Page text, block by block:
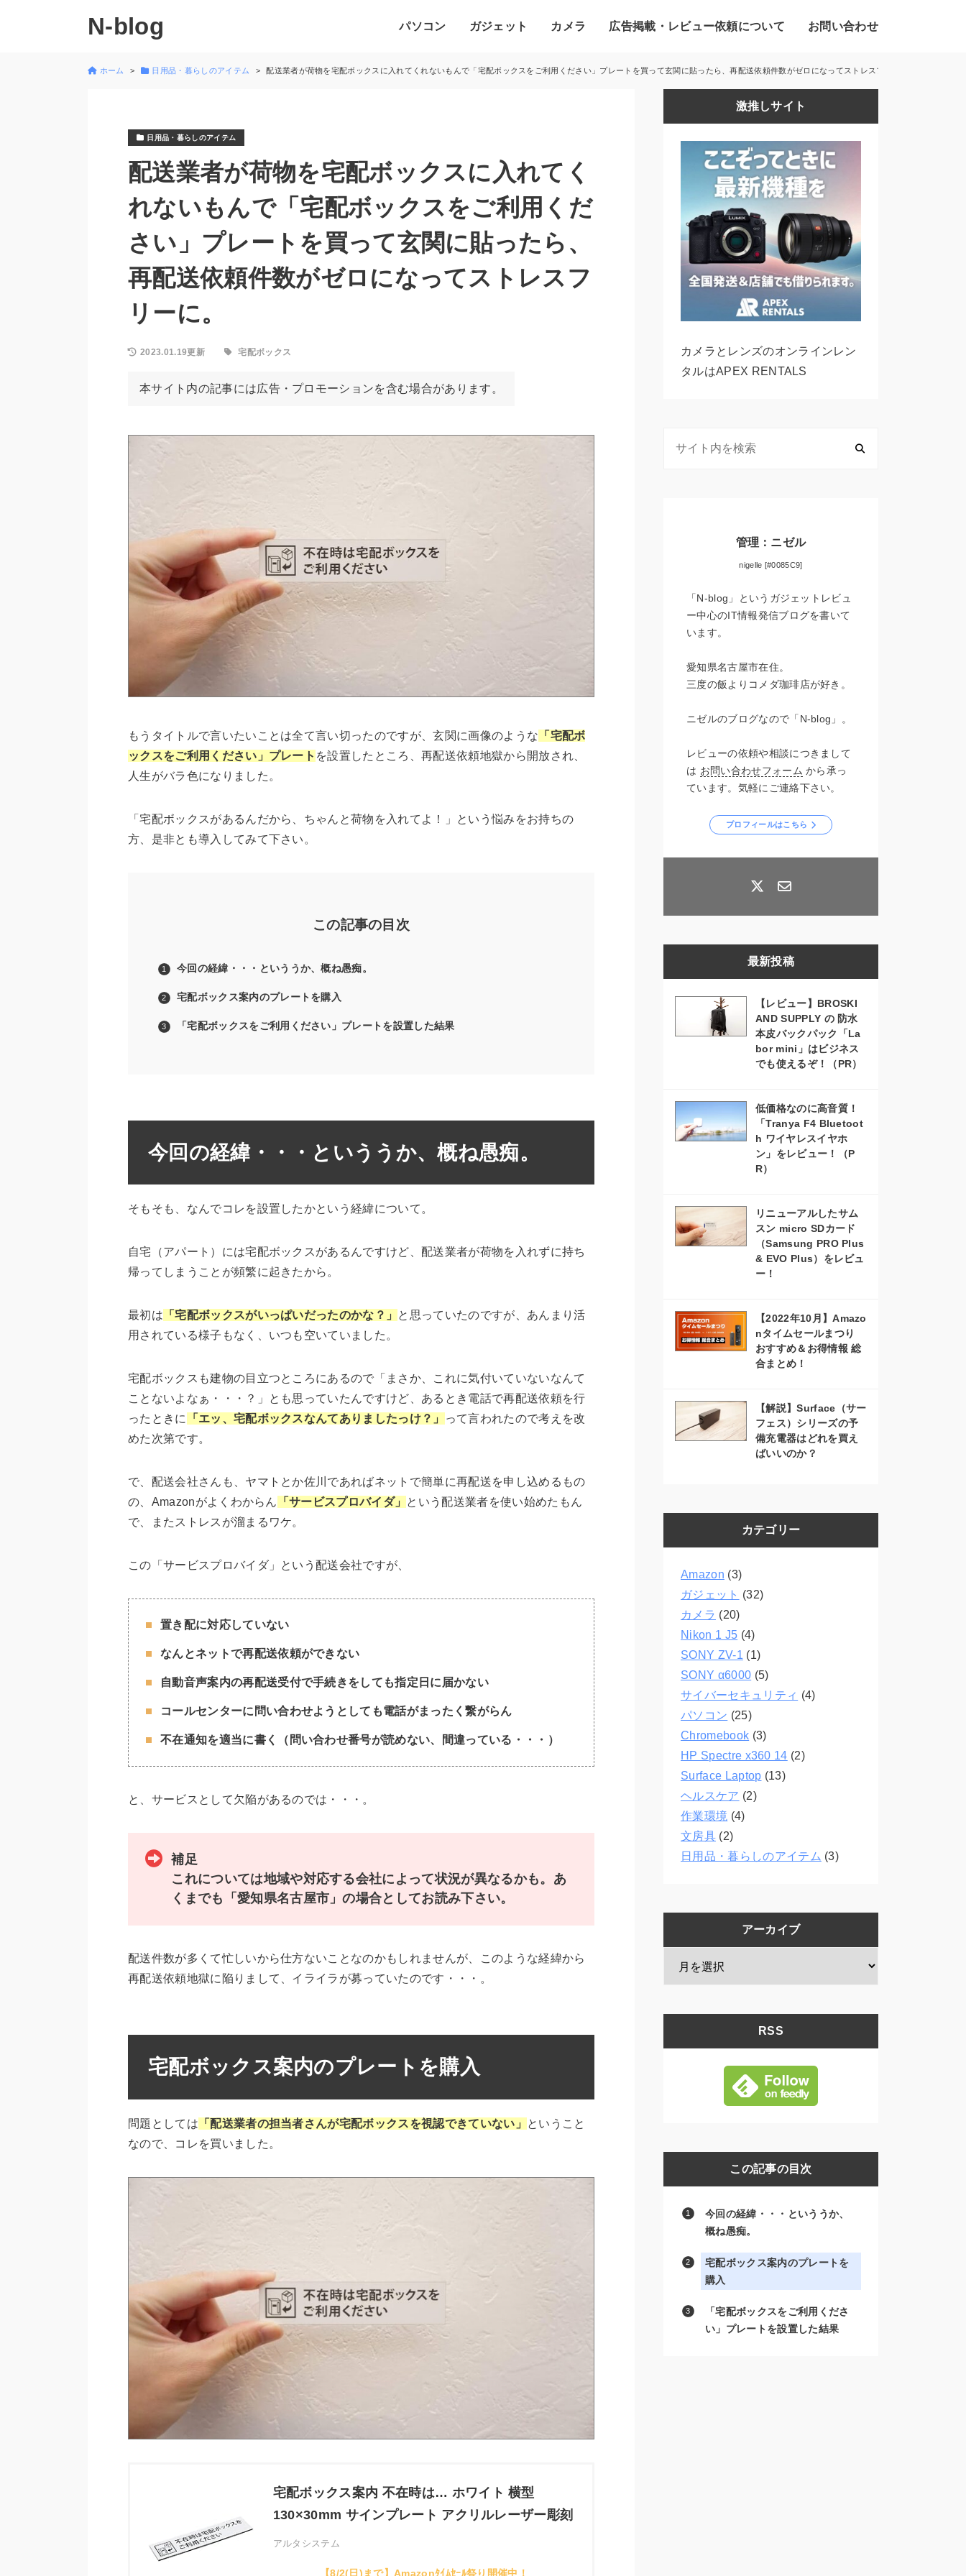
N-blog パソコン ガジェット カメラ 広告掲載・レビュー依頼について お問い合わせ
ホーム 日用品・暮らしのアイテム 配送業者が荷物を宅配ボックスに入れてくれないもんで「宅配ボックスをご利用ください」プレートを買って玄関に貼ったら、再配送依頼件数がゼロになってストレスフリーに。
日用品・暮らしのアイテム
配送業者が荷物を宅配ボックスに入れてく
れないもんで「宅配ボックスをご利用くだ
さい」プレートを買って玄関に貼ったら、
再配送依頼件数がゼロになってストレスフ
リーに。
2023.01.19更新 宅配ボックス
本サイト内の記事には広告・プロモーションを含む場合があります。
もうタイトルで言いたいことは全て言い切ったのですが、玄関に画像のような 「宅配ボ
ックスをご利用ください」プレート を設置したところ、再配送依頼地獄から開放され、
人生がバラ色になりました。
「宅配ボックスがあるんだから、ちゃんと荷物を入れてよ！」という悩みをお持ちの
方、是非とも導入してみて下さい。
この記事の目次
今回の経緯・・・といううか、概ね愚痴。
宅配ボックス案内のプレートを購入
「宅配ボックスをご利用ください」プレートを設置した結果
今回の経緯・・・といううか、概ね愚痴。
そもそも、なんでコレを設置したかという経緯について。
自宅（アパート）には宅配ボックスがあるんですけど、配送業者が荷物を入れずに持ち
帰ってしまうことが頻繁に起きたから。
最初は 「宅配ボックスがいっぱいだったのかな？」 と思っていたのですが、あんまり活
用されている様子もなく、いつも空いていました。
宅配ボックスも建物の目立つところにあるので「まさか、これに気付いていないなんて
ことないよなぁ・・・？」とも思っていたんですけど、あるとき電話で再配送依頼を行
ったときに
「エッ、宅配ボックスなんてありましたっけ？」
って言われたので考えを改
めた次第です。
で、配送会社さんも、ヤマトとか佐川であればネットで簡単に再配送を申し込めるもの
の、Amazonがよくわからん
「サービスプロバイダ」 という配送業者を使い始めたもん
で、またストレスが溜まるワケ。
この「サービスプロバイダ」という配送会社ですが、
置き配に対応していない
なんとネットで再配送依頼ができない
自動音声案内の再配送受付で手続きをしても指定日に届かない
コールセンターに問い合わせようとしても電話がまったく繋がらん
不在通知を適当に書く（問い合わせ番号が読めない、間違っている・・・）
と、サービスとして欠陥があるのでは・・・。
補足
これについては地域や対応する会社によって状況が異なるかも。あ
くまでも「愛知県名古屋市」の場合としてお読み下さい。
配送件数が多くて忙しいから仕方ないことなのかもしれませんが、このような経緯から
再配送依頼地獄に陥りまして、イライラが募っていたのです・・・。
宅配ボックス案内のプレートを購入
問題としては 「配送業者の担当者さんが宅配ボックスを視認できていない」
ということ
なので、コレを買いました。
宅配ボックス案内 不在時は… ホワイト 横型
130×30mm サインプレート アクリルレーザー彫刻
アルタシステム
激推しサイト
カメラとレンズのオンラインレン
タルはAPEX RENTALS
管理：ニゼル
nigelle [#0085C9]
「N-blog」というガジェットレビュ
ー中心のIT情報発信ブログを書いて
います。
愛知県名古屋市在住。
三度の飯よりコメダ珈琲店が好き。
ニゼルのブログなので「N-blog」。
レビューの依頼や相談につきまして
は お問い合わせフォーム から承っ
ています。気軽にご連絡下さい。
プロフィールはこちら
最新投稿
【レビュー】BROSKI
AND SUPPLY の 防水
本皮バックパック「La
bor mini」はビジネス
でも使えるぞ！（PR）
低価格なのに高音質！
「Tranya F4 Bluetoot
h ワイヤレスイヤホ
ン」をレビュー！（P
R）
リニューアルしたサム
スン micro SDカード
（Samsung PRO Plus
& EVO Plus）をレビュ
ー！
【2022年10月】Amazo
nタイムセールまつり
おすすめ＆お得情報 総
合まとめ！
【解説】Surface（サー
フェス）シリーズの予
備充電器はどれを買え
ばいいのか？
カテゴリー
Amazon (3)
ガジェット (32)
カメラ (20)
Nikon 1 J5 (4)
SONY ZV-1 (1)
SONY α6000 (5)
サイバーセキュリティ (4)
パソコン (25)
Chromebook (3)
HP Spectre x360 14 (2)
Surface Laptop (13)
ヘルスケア (2)
作業環境 (4)
文房具(2)
日用品・暮らしのアイテム (3)
アーカイブ
RSS
この記事の目次
今回の経緯・・・といううか、
概ね愚痴。
宅配ボックス案内のプレートを
購入
「宅配ボックスをご利用くださ
い」プレートを設置した結果